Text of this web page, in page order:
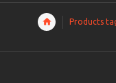
Products